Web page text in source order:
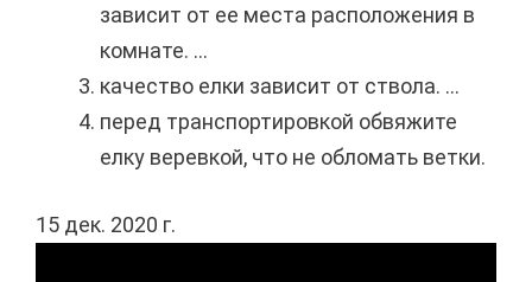
зависит от ее места расположения в
комнате. ...
качество елки зависит от ствола. ...
перед транспортировкой обвяжите
елку веревкой, что не обломать ветки.
15 дек. 2020 г.